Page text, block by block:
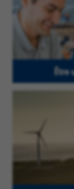
Être